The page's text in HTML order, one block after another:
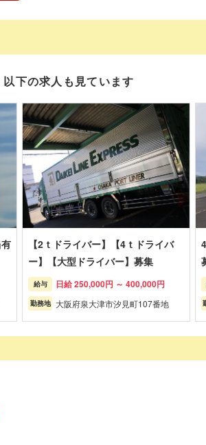
下の求人も見ています
【2ｔドライバー】【4ｔドライバ
ー】【大型ドライバー】募集
給与 日給 250,000円 ～ 400,000円
勤務地 大阪府泉大津市汐見町107番地